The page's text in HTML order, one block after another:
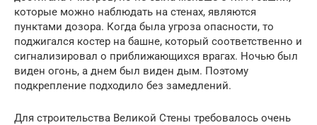
которые можно наблюдать на стенах, являются
пунктами дозора. Когда была угроза опасности, то
поджигался костер на башне, который соответственно и
сигнализировал о приближающихся врагах. Ночью был
виден огонь, а днем был виден дым. Поэтому
подкрепление подходило без замедлений.
Для строительства Великой Стены требовалось очень